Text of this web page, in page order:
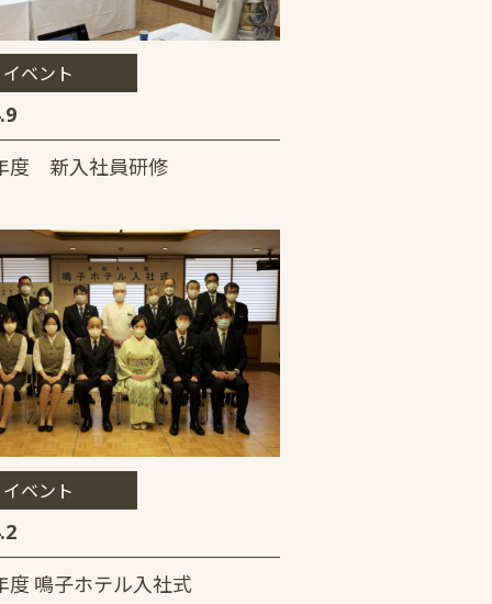
イベント
度 新入社員研修
イベント
度 鳴子ホテル入社式